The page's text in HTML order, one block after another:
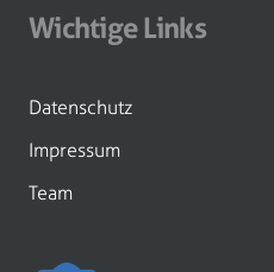
Wichtige Links
Datenschutz
Impressum
Team